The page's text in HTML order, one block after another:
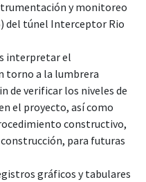
y monitoreo
del túnel Interceptor Rio
interpretar el
torno a la lumbrera
de verificar los niveles de
el proyecto, así como
constructivo,
para futuras
gráficos y tabulares